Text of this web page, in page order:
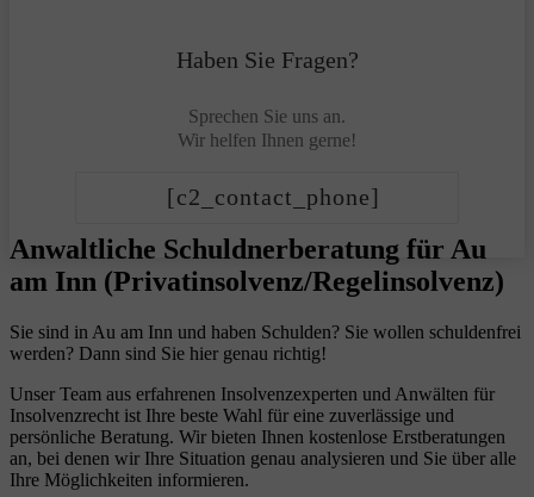
Haben Sie Fragen?
Sprechen Sie uns an.
Wir helfen Ihnen gerne!
[c2_contact_phone]
Anwaltliche Schuldnerberatung für Au
am Inn (Privatinsolvenz/Regelinsolvenz)
Sie sind in Au am Inn und haben Schulden? Sie wollen schuldenfrei
werden? Dann sind Sie hier genau richtig!
Unser Team aus erfahrenen Insolvenzexperten und Anwälten für
Insolvenzrecht ist Ihre beste Wahl für eine zuverlässige und
persönliche Beratung. Wir bieten Ihnen kostenlose Erstberatungen
an, bei denen wir Ihre Situation genau analysieren und Sie über alle
Ihre Möglichkeiten informieren.